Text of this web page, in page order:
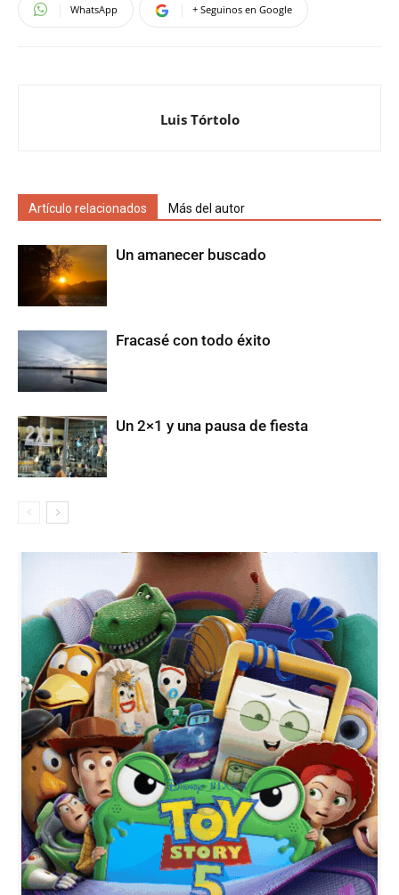
WhatsApp + Seguinos en Google
Luis Tórtolo
Artículo relacionados Más del autor
Un amanecer buscado
Fracasé con todo éxito
Un 2×1 y una pausa de fiesta